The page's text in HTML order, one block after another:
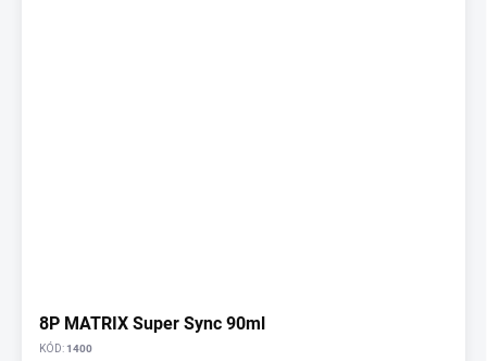
8P MATRIX Super Sync 90ml
KÓD:1400